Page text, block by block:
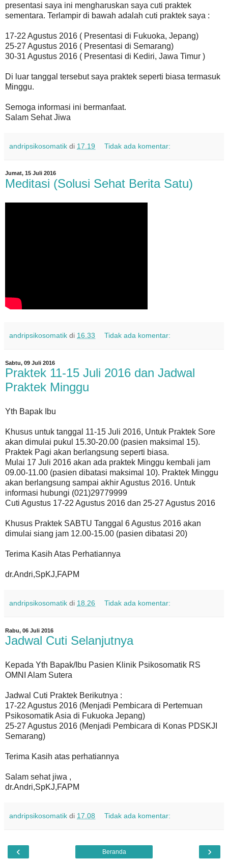
presentasi saya ini mengharuskan saya cuti praktek
sementara. Terlampir di bawah adalah cuti praktek saya :
17-22 Agustus 2016 ( Presentasi di Fukuoka, Jepang)
25-27 Agustus 2016 ( Presentasi di Semarang)
30-31 Agustus 2016 ( Presentasi di Kediri, Jawa Timur )
Di luar tanggal tersebut saya praktek seperti biasa termasuk
Minggu.
Semoga informasi ini bermanfaat.
Salam Sehat Jiwa
andripsikosomatik di 17.19 Tidak ada komentar:
Jumat, 15 Juli 2016
Meditasi (Solusi Sehat Berita Satu)
andripsikosomatik di 16.33 Tidak ada komentar:
Sabtu, 09 Juli 2016
Praktek 11-15 Juli 2016 dan Jadwal
Praktek Minggu
Yth Bapak Ibu
Khusus untuk tanggal 11-15 Juli 2016, Untuk Praktek Sore
akan dimulai pukul 15.30-20.00 (pasien maksimal 15).
Praktek Pagi akan berlangsung seperti biasa.
Mulai 17 Juli 2016 akan ada praktek Minggu kembali jam
09.00-11.00 (pasien dibatasi maksimal 10). Praktek Minggu
akan berlangsung sampai akhir Agustus 2016. Untuk
informasi hubungi (021)29779999
Cuti Agustus 17-22 Agustus 2016 dan 25-27 Agustus 2016
Khusus Praktek SABTU Tanggal 6 Agustus 2016 akan
dimulai siang jam 12.00-15.00 (pasien dibatasi 20)
Terima Kasih Atas Perhatiannya
dr.Andri,SpKJ,FAPM
andripsikosomatik di 18.26 Tidak ada komentar:
Rabu, 06 Juli 2016
Jadwal Cuti Selanjutnya
Kepada Yth Bapak/Ibu Pasien Klinik Psikosomatik RS
OMNI Alam Sutera
Jadwal Cuti Praktek Berikutnya :
17-22 Agustus 2016 (Menjadi Pembicara di Pertemuan
Psikosomatik Asia di Fukuoka Jepang)
25-27 Agustus 2016 (Menjadi Pembicara di Konas PDSKJI
Semarang)
Terima Kasih atas perhatiannya
Salam sehat jiwa ,
dr.Andri,SpKJ,FAPM
andripsikosomatik di 17.08 Tidak ada komentar:
‹ ›
Beranda